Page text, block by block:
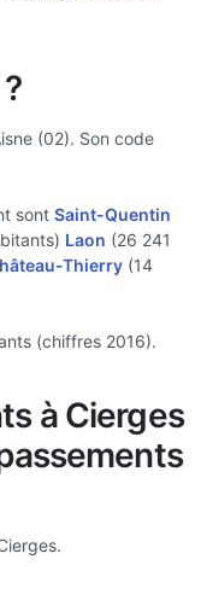
(02). Son code
sont Saint-Quentin
Laon (26 241
Thierry (14
(chiffres 2016).
à Cierges